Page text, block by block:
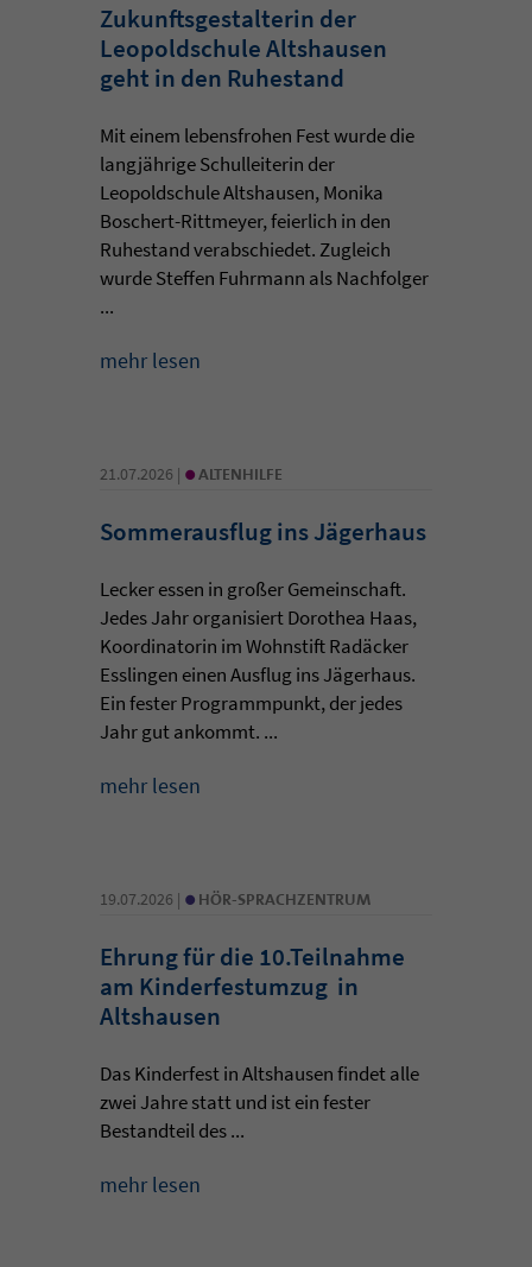
Zukunftsgestalterin der
Leopoldschule Altshausen
geht in den Ruhestand
Mit einem lebensfrohen Fest wurde die
langjährige Schulleiterin der
Leopoldschule Altshausen, Monika
Boschert-Rittmeyer, feierlich in den
Ruhestand verabschiedet. Zugleich
wurde Steffen Fuhrmann als Nachfolger
...
mehr lesen
21.07.2026 | • ALTENHILFE
Sommerausflug ins Jägerhaus
Lecker essen in großer Gemeinschaft.
Jedes Jahr organisiert Dorothea Haas,
Koordinatorin im Wohnstift Radäcker
Esslingen einen Ausflug ins Jägerhaus.
Ein fester Programmpunkt, der jedes
Jahr gut ankommt. ...
mehr lesen
19.07.2026 | • HÖR-SPRACHZENTRUM
Ehrung für die 10.Teilnahme
am Kinderfestumzug in
Altshausen
Das Kinderfest in Altshausen findet alle
zwei Jahre statt und ist ein fester
Bestandteil des ...
mehr lesen